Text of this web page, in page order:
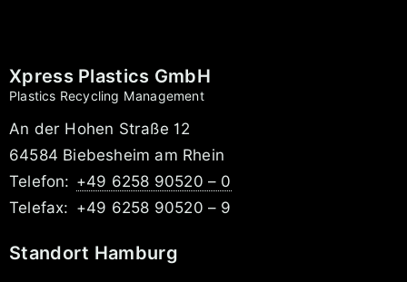
Xpress Plastics GmbH
Plastics Recycling Management
An der Hohen Straße 12
64584 Biebesheim am Rhein
Telefon: +49 6258 90520 – 0
Telefax: +49 6258 90520 – 9
Standort Hamburg